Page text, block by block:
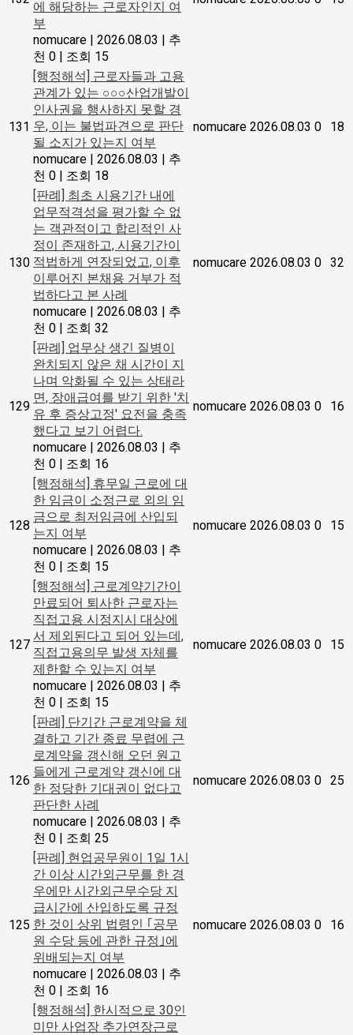
에 해당하는 근로자인지 여
부
nomucare | 2026.08.03 | 추
천 0 | 조회 15
131
[행정해석] 근로자들과 고용
관계가 있는 ○○○산업개발이
인사권을 행사하지 못할 경
우, 이는 불법파견으로 판단
될 소지가 있는지 여부
nomucare | 2026.08.03 | 추
천 0 | 조회 18
nomucare 2026.08.03 0 18
130
[판례] 최초 시용기간 내에
업무적격성을 평가할 수 없
는 객관적이고 합리적인 사
정이 존재하고, 시용기간이
적법하게 연장되었고, 이후
이루어진 본채용 거부가 적
법하다고 본 사례
nomucare | 2026.08.03 | 추
천 0 | 조회 32
nomucare 2026.08.03 0 32
129
[판례] 업무상 생긴 질병이
완치되지 않은 채 시간이 지
나며 악화될 수 있는 상태라
면, 장애급여를 받기 위한 '치
유 후 증상고정' 요전을 충족
했다고 보기 어렵다.
nomucare | 2026.08.03 | 추
천 0 | 조회 16
nomucare 2026.08.03 0 16
128
[행정해석] 휴무일 근로에 대
한 임금이 소정근로 외의 임
금으로 최저임금에 산입되
는지 여부
nomucare | 2026.08.03 | 추
천 0 | 조회 15
nomucare 2026.08.03 0 15
127
[행정해석] 근로계약기간이
만료되어 퇴사한 근로자는
직접고용 시정지시 대상에
서 제외된다고 되어 있는데,
직접고용의무 발생 자체를
제한할 수 있는지 여부
nomucare | 2026.08.03 | 추
천 0 | 조회 15
nomucare 2026.08.03 0 15
126
[판례] 단기간 근로계약을 체
결하고 기간 종료 무렵에 근
로계약을 갱신해 오던 원고
들에게 근로계약 갱신에 대
한 정당한 기대권이 없다고
판단한 사례
nomucare | 2026.08.03 | 추
천 0 | 조회 25
nomucare 2026.08.03 0 25
125
[판례] 현업공무원이 1일 1시
간 이상 시간외근무를 한 경
우에만 시간외근무수당 지
급시간에 산입하도록 규정
한 것이 상위 법령인 ｢공무
원 수당 등에 관한 규정｣에
위배되는지 여부
nomucare | 2026.08.03 | 추
천 0 | 조회 16
nomucare 2026.08.03 0 16
[행정해석] 한시적으로 30인
미만 사업장 추가연장근로